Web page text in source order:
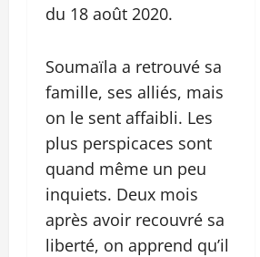
du 18 août 2020.
Soumaïla a retrouvé sa
famille, ses alliés, mais
on le sent affaibli. Les
plus perspicaces sont
quand même un peu
inquiets. Deux mois
après avoir recouvré sa
liberté, on apprend qu’il